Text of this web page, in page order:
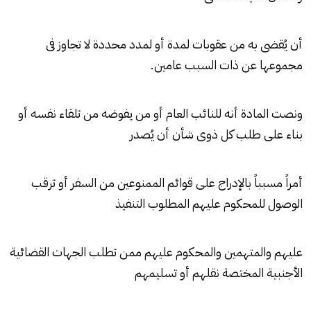
أن يُقضى به من عقوبات لمدة أو لمدد محددة لا تجاوز فى
مجموعها عن ذات السبب عامين.
ونصت المادة أنه للنائب العام أو من يفوضه من تلقاء نفسه أو
بناء على طلب كل ذوى شأن أن يُصدر
أمراً مسبباً بالإدراج على قوائمالممنوعين من السفر أو ترقب
الوصول للمحكوم عليهم المطلوب التنفيذ
عليهم والمتهمين والمحكوم عليهم ممن تطلب الجهات القضائية
الأجنبية المختصة نقلهم أو تسليمهم